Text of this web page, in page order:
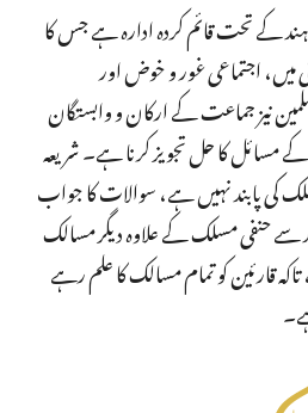
کے تحت قائم کردہ ادارہ ہے جس کا
اجتماعی غور و خوض اور
نیز جماعت کے ارکان و وابستگان
مسائل کا حل تجویز کرنا ہے۔ شریعہ
کی پابند نہیں ہے، سوالات کا جواب
سے حنفی مسلک کے علاوہ دیگر مسالک
قارئین کو تمام مسالک کا علم رہے